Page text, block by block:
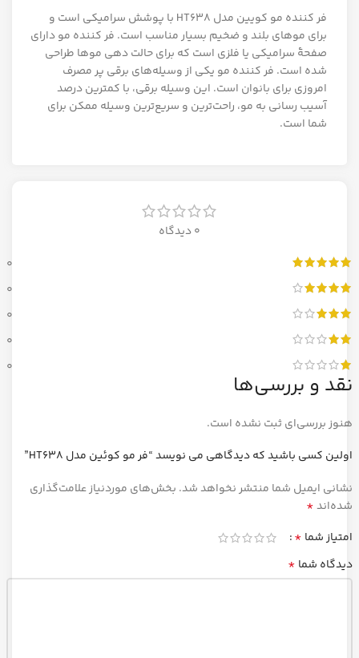
فر کننده مو کویین مدل HT638 با پوشش سرامیکی است و
برای موهای بلند و ضخیم بسیار مناسب است. فر کننده مو دارای
صفحۀ سرامیکی یا فلزی است که برای حالت دهی موها طراحی
شده است. فر کننده مو یکی از وسیله‌های برقی پر مصرف
امروزی برای بانوان است. این وسیله برقی، با کمترین درصد
آسیب رسانی به مو، راحت‌ترین و سریع‌ترین وسیله ممکن برای
شما است.
0 دیدگاه
0
0
0
0
0
نقد و بررسی‌ها
هنوز بررسی‌ای ثبت نشده است.
اولین کسی باشید که دیدگاهی می نویسد “فر مو کوئین مدل HT638”
نشانی ایمیل شما منتشر نخواهد شد. بخش‌های موردنیاز علامت‌گذاری
شده‌اند*
امتیاز شما *
دیدگاه شما *